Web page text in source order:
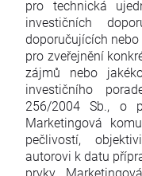
pro technická
investičních
doporučujících
pro zveřejnění
zájmů nebo
investičního
256/2004 Sb., o
Marketingová
pečlivostí,
autorovi k datu
prvky.